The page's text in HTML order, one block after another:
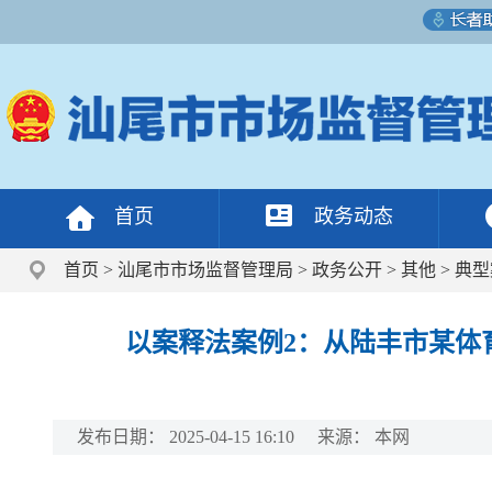
首页 政务动态
首页 > 汕尾市市场监督管理局 > 政务公开 > 其他 > 典
以案释法案例2：从陆丰市某
发布日期： 2025-04-15 16:10 来源： 本网